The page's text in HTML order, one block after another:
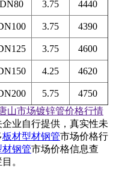
DN80 3.75
4440
3.75
4390
3.75
4600
4.25
4620
5.75
4750
山市场镀锌管价格行情
业自行提供，真实性未
板材型材钢管市场价格行
钢管市场价格信息查
。